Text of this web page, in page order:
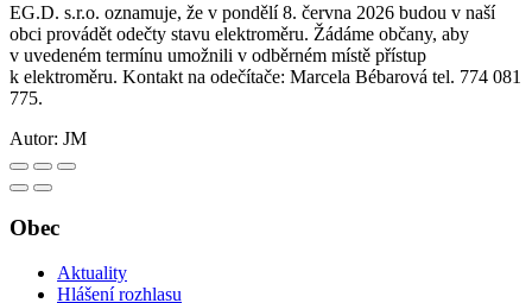
EG.D. s.r.o. oznamuje, že v pondělí 8. června 2026 budou v naší
obci provádět odečty stavu elektroměru. Žádáme občany, aby
v uvedeném termínu umožnili v odběrném místě přístup
k elektroměru. Kontakt na odečítače: Marcela Bébarová tel. 774 081
775.
Autor: JM
Obec
Aktuality
Hlášení rozhlasu